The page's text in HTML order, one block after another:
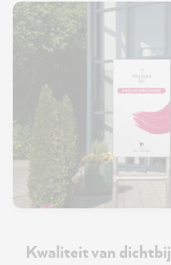
Kwaliteit van dichtbij